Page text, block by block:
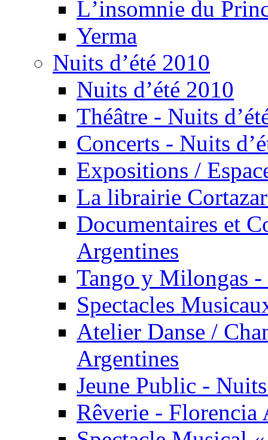
Lʼinsomnie du
Yerma
Nuits d’été 2010
Nuits d’été 2010
Théâtre - Nuits
Concerts - Nuits
Expositions /
La librairie
Documentaires et
Argentines
Tango y Milongas -
Spectacles
Atelier Danse /
Argentines
Jeune Public -
Rêverie - Florencia